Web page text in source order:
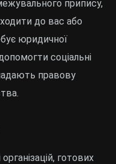
припису,
до вас або
юридичної
соціальні
правову
готових